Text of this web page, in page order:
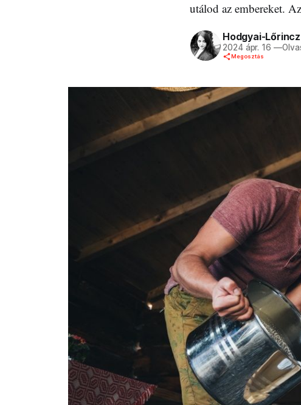
utálod az embereket.
Hodgyai-
2024 ápr. 16 —
Megosztás